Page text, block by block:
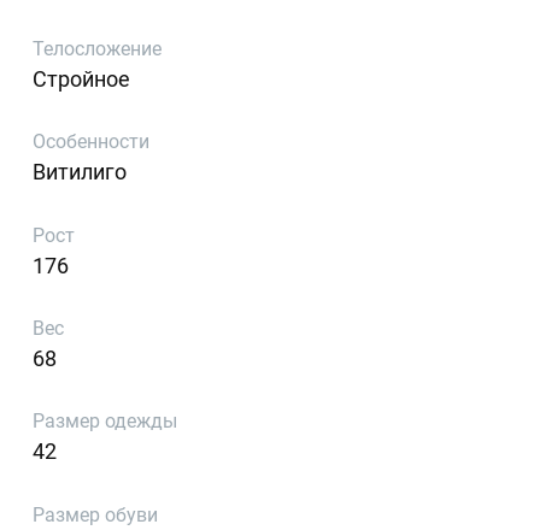
Телосложение
Стройное
Особенности
Витилиго
Рост
176
Вес
68
Размер одежды
42
Размер обуви